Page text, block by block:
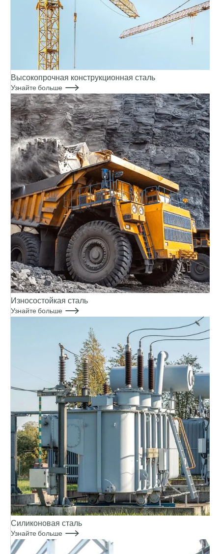
Высокопрочная конструкционная сталь
Узнайте больше 
Износостойкая сталь
Узнайте больше 
Силиконовая сталь
Узнайте больше 